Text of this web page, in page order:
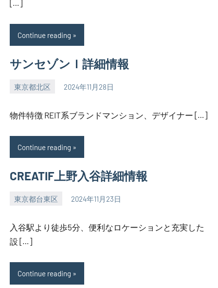
[…]
Continue reading
サンセゾンＩ詳細情報
東京都北区 2024年11月28日
SEZIMO
物件特徴 REIT系ブランドマンション、デザイナー […]
Continue reading
CREATIF上野入谷詳細情報
東京都台東区 2024年11月23日
SEZIMO
入谷駅より徒歩5分、便利なロケーションと充実した
設 […]
Continue reading